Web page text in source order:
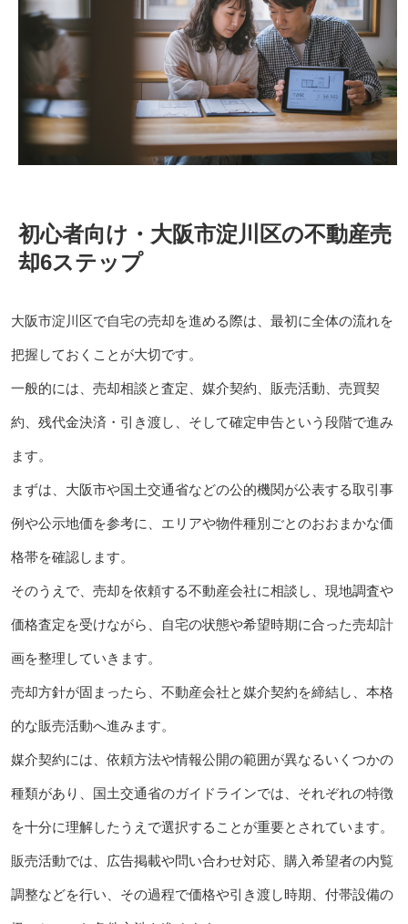
初心者向け・大阪市淀川区の不動産売
却6ステップ
大阪市淀川区で自宅の売却を進める際は、最初に全体の流れを
把握しておくことが大切です。
一般的には、売却相談と査定、媒介契約、販売活動、売買契
約、残代金決済・引き渡し、そして確定申告という段階で進み
ます。
まずは、大阪市や国土交通省などの公的機関が公表する取引事
例や公示地価を参考に、エリアや物件種別ごとのおおまかな価
格帯を確認します。
そのうえで、売却を依頼する不動産会社に相談し、現地調査や
価格査定を受けながら、自宅の状態や希望時期に合った売却計
画を整理していきます。
売却方針が固まったら、不動産会社と媒介契約を締結し、本格
的な販売活動へ進みます。
媒介契約には、依頼方法や情報公開の範囲が異なるいくつかの
種類があり、国土交通省のガイドラインでは、それぞれの特徴
を十分に理解したうえで選択することが重要とされています。
販売活動では、広告掲載や問い合わせ対応、購入希望者の内覧
調整などを行い、その過程で価格や引き渡し時期、付帯設備の